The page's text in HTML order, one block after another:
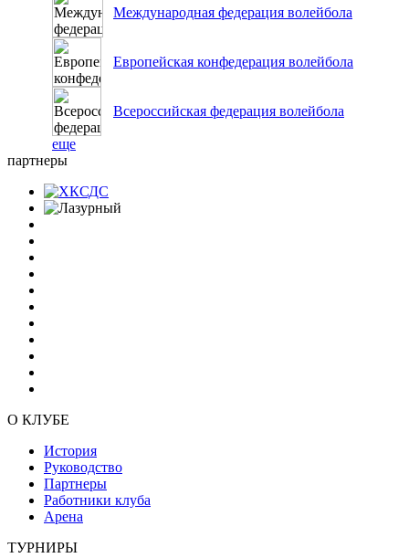
Международная федерация волейбола
Европейская конфедерация волейбола
Всероссийская федерация волейбола
еще
партнеры
О КЛУБЕ
История
Руководство
Партнеры
Работники клуба
Арена
ТУРНИРЫ